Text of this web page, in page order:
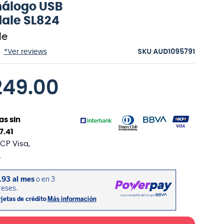
USB
SL824
*Ver reviews :AUD1095791
.00
sin
.41
Visa,